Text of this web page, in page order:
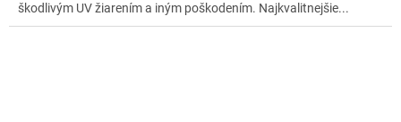
škodlivým UV žiarením a iným poškodením. Najkvalitnejšie...